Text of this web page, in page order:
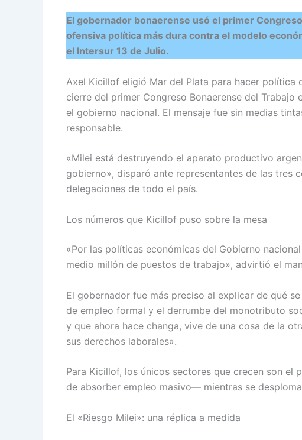
El gobernador bonaerense usó el primer
ofensiva política más dura contra el modelo
el Intersur 13 de Julio.
Axel Kicillof eligió Mar del Plata para hacer política
cierre del primer Congreso Bonaerense del
el gobierno nacional. El mensaje fue sin medias
responsable.
«Milei está destruyendo el aparato productivo
gobierno», disparó ante representantes de las tres
delegaciones de todo el país.
Los números que Kicillof puso sobre la mesa
«Por las políticas económicas del Gobierno
medio millón de puestos de trabajo», advirtió el
El gobernador fue más preciso al explicar de qué
de empleo formal y el derrumbe del monotributo
y que ahora hace changa, vive de una cosa de la
sus derechos laborales».
Para Kicillof, los únicos sectores que crecen son
de absorber empleo masivo— mientras se
El «Riesgo Milei»: una réplica a medida